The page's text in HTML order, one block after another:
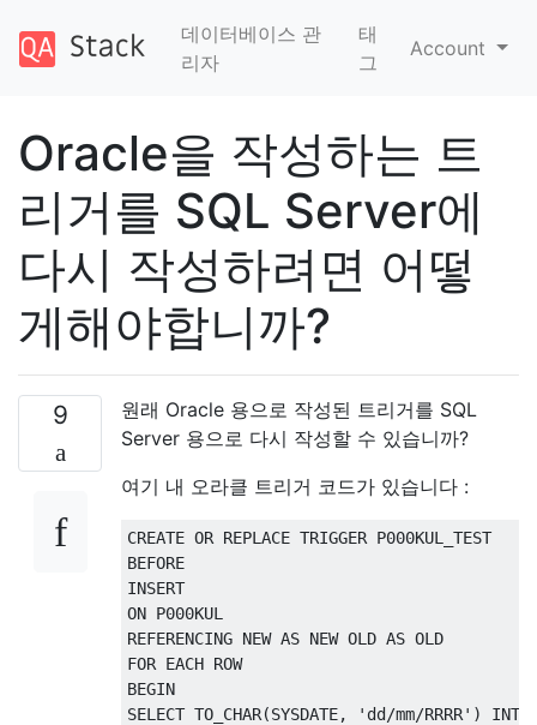
데이터베이스 관
리자
태
그
Account
Oracle을 작성하는 트
리거를 SQL Server에
다시 작성하려면 어떻
게해야합니까?
9
원래 Oracle 용으로 작성된 트리거를 SQL
Server 용으로 다시 작성할 수 있습니까?
여기 내 오라클 트리거 코드가 있습니다 :
CREATE OR REPLACE TRIGGER P000KUL_TEST
INSERT
ON P000KUL
REFERENCING NEW AS NEW OLD AS
FOR EACH ROW
BEGIN
SELECT TO_CHAR(SYSDATE, 'dd/mm/RRRR' )
INTO